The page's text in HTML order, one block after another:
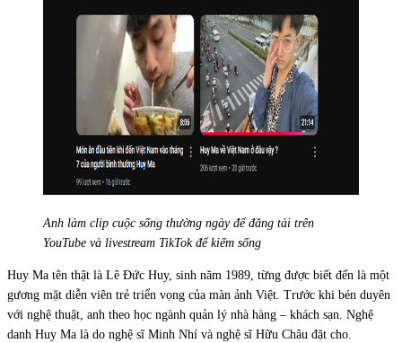
Anh làm clip cuộc sống thường ngày để đăng tải trên
YouTube và livestream TikTok để kiếm sống
Huy Ma tên thật là Lê Đức Huy, sinh năm 1989, từng được biết đến là một
gương mặt diễn viên trẻ triển vọng của màn ảnh Việt. Trước khi bén duyên
với nghệ thuật, anh theo học ngành quản lý nhà hàng – khách sạn. Nghệ
danh Huy Ma là do nghệ sĩ Minh Nhí và nghệ sĩ Hữu Châu đặt cho.